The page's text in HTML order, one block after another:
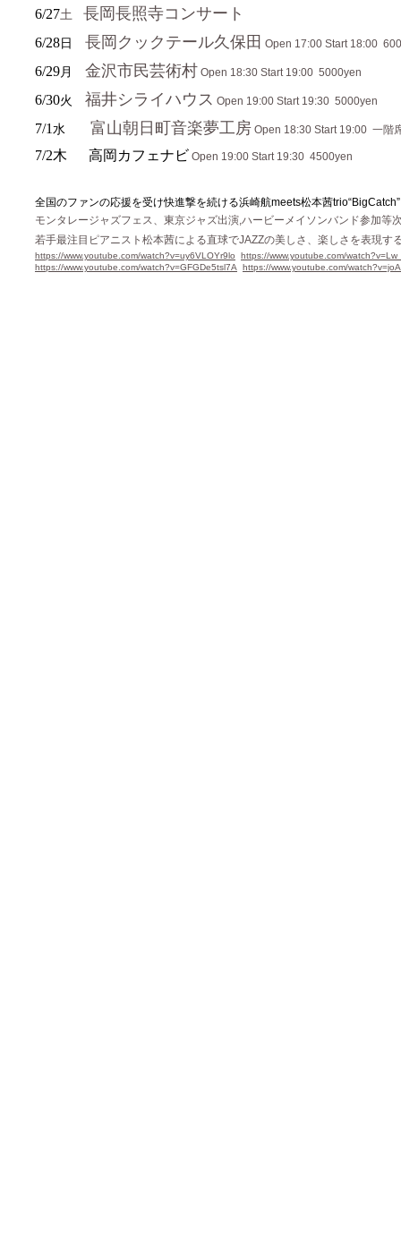
6/27土 長岡長照寺コンサート
6/28 日 長岡クックテール久保田 Open 17:00 Start 18:00
6/29月 金沢市民芸術村 Open 18:30 Start 19:00 5000yen
6/30火 福井シライハウス Open 19:00 Start 19:30 5000yen
7/1 水 富山朝日町音楽夢工房 Open 18:30 Start 19:00 一
7/2木 高岡カフェナビ Open 19:00 Start 19:30 4500yen
全国のファンの応援を受け快進撃を続ける浜崎航meets松本茜
モンタレージャズフェス、東京ジャズ出演,ハービーメイソンバンド参加等
若手最注目ピアニスト松本茜による直球でJAZZの美しさ、楽しさを表現す
https://www.youtube.com/watch?v=uy6VLOYr9lo
https://www.youtube.com/
https://www.youtube.com/watch?v=GFGDe5tsl7A
https://www.youtube.com/